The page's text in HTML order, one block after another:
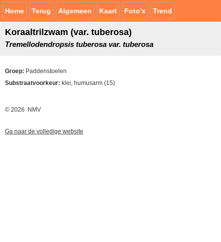
Home Terug Algemeen Kaart Foto's Trend
Koraaltrilzwam (var. tuberosa)
Tremellodendropsis tuberosa var. tuberosa
Groep: Paddenstoelen
Substraatvoorkeur: klei, humusarm (15)
© 2026 NMV
Ga naar de volledige website